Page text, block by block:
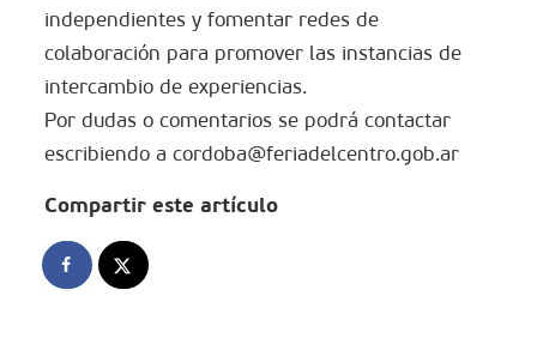
independientes y fomentar redes de
colaboración para promover las instancias de
intercambio de experiencias.
Por dudas o comentarios se podrá contactar
escribiendo a cordoba@feriadelcentro.gob.ar
Compartir este artículo